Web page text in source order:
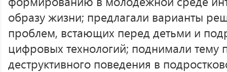
образу жизни; предлагали варианты
проблем, встающих перед детьми и
цифровых технологий; поднимали тему
деструктивного поведения в